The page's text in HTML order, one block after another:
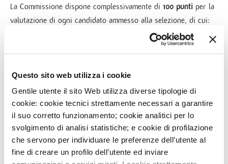
Questo sito web utilizza i cookie
Gentile utente il sito Web utilizza diverse tipologie di
cookie: cookie tecnici strettamente necessari a garantire
il suo corretto funzionamento; cookie analitici per lo
svolgimento di analisi statistiche; e cookie di profilazione
che servono per individuare le preferenze dell’utente al
fine di creare un profilo dell’utente ed inviare
La Commissione dispone complessivamente di 100 punti per la
valutazione di ogni candidato ammesso alla selezione, di cui:
per i titoli e l’esperienza maturata;
La Commissione stabilirà i punteggi da assegnare ai titoli e
all’esperienza maturata da utilizzare, congiuntamente all’esito
del colloquio, per formalizzare la graduatoria di merito finale.
La Commissione provvederà preliminarmente all’esame delle
domande di partecipazione pervenute, verificandone i requisiti